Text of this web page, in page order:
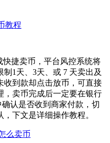
教程
快捷卖币，平台风控系统将
1天、3天、或 7 天卖出及
收到款却点击放币，可直接
，卖币完成后一定要在银行
认是否收到商家付款，切
下文是详细操作教程。
么卖币